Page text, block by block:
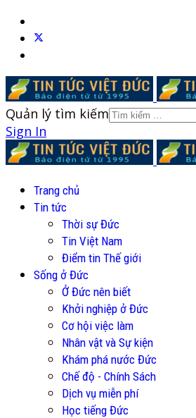
Quản lý tìm kiếm
Sign In
Trang chủ
Tin tức
Thời sự Đức
Tin Việt Nam
Điểm tin Thế giới
Sống ở Đức
Ở Đức nên biết
Khởi nghiệp ở Đức
Cơ hội việc làm
Nhân vật và Sự kiện
Khám phá nước Đức
Chế độ - Chính Sách
Dịch vụ miễn phí
Học tiếng Đức